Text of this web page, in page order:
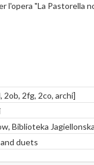
l'opera "La Pastorella
2ob, 2fg, 2co, archi]
Biblioteka
duets